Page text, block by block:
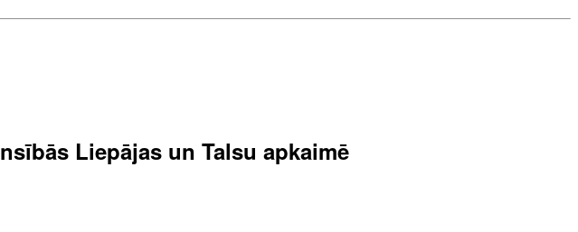
Liepājas un Talsu apkaimē